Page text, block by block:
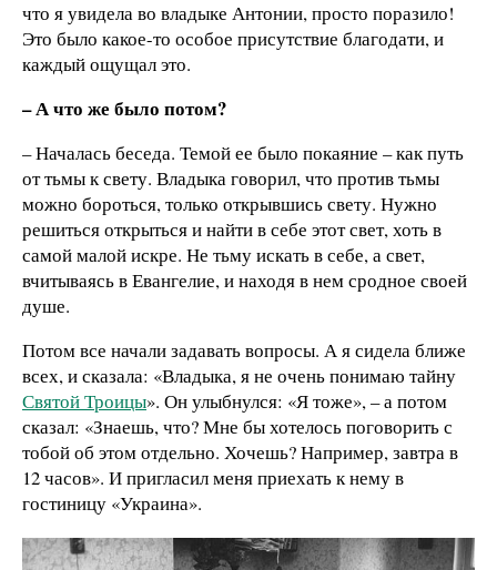
что я увидела во владыке Антонии, просто поразило!
Это было какое-то особое присутствие благодати, и
каждый ощущал это.
– А что же было потом?
– Началась беседа. Темой ее было покаяние – как путь
от тьмы к свету. Владыка говорил, что против тьмы
можно бороться, только открывшись свету. Нужно
решиться открыться и найти в себе этот свет, хоть в
самой малой искре. Не тьму искать в себе, а свет,
вчитываясь в Евангелие, и находя в нем сродное своей
душе.
Потом все начали задавать вопросы. А я сидела ближе
всех, и сказала: «Владыка, я не очень понимаю тайну
Святой Троицы». Он улыбнулся: «Я тоже», – а потом
сказал: «Знаешь, что? Мне бы хотелось поговорить с
тобой об этом отдельно. Хочешь? Например, завтра в
12 часов». И пригласил меня приехать к нему в
гостиницу «Украина».